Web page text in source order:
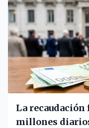
La recaudación
millones